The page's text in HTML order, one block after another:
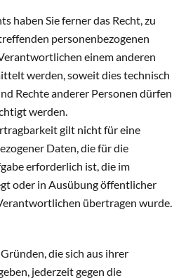
haben Sie ferner das Recht, zu
personenbezogenen
einem anderen
werden, soweit dies technisch
Rechte anderer Personen dürfen
werden.
gilt nicht für eine
Daten, die für die
erforderlich ist, die im
oder in Ausübung öffentlicher
übertragen wurde.
die sich aus ihrer
jederzeit gegen die